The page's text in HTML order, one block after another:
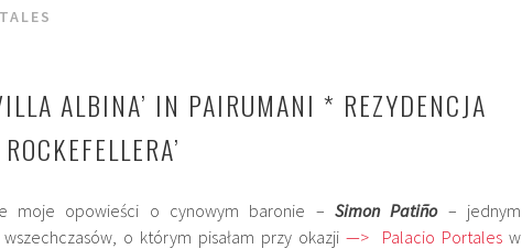
ALBINA’ IN PAIRUMANI * REZYDENCJA
moje opowieści o cynowym baronie – Simon Patiño– jednym
o którym pisałam przy okazji —> Palacio Portales w